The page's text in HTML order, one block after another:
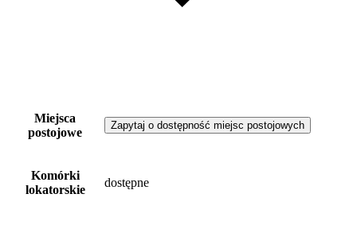
Miejsca
postojowe
Zapytaj o dostępność miejsc postojowych
Komórki
lokatorskie
dostępne